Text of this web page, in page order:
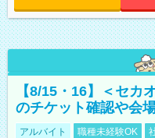
【8/15・16】＜セカ
のチケット確認や会
アルバイト 職種未経験OK